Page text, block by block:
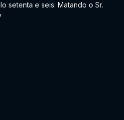
setenta e seis: Matando o Sr.